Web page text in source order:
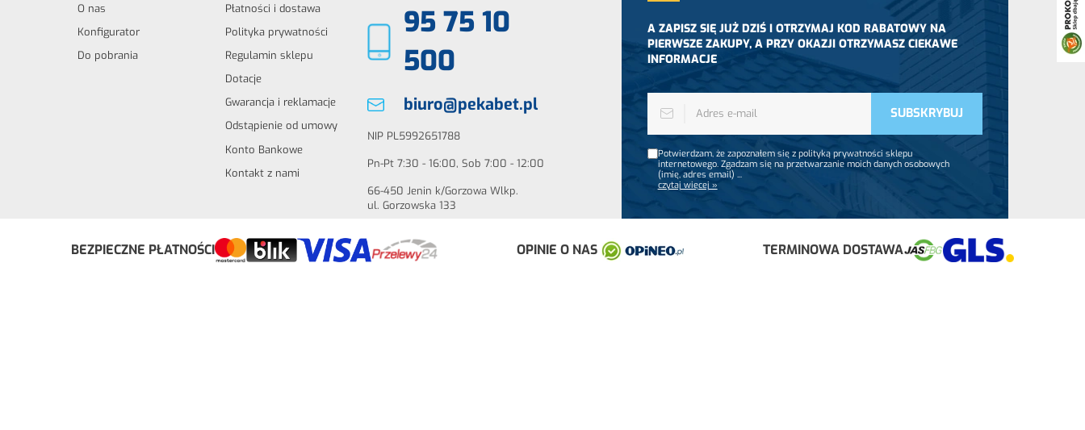
O nas
Konfigurator
Do pobrania
Płatności i dostawa
Polityka prywatności
Regulamin sklepu
Dotacje
Gwarancja i reklamacje
Odstąpienie od umowy
Konto Bankowe
Kontakt z nami
95 75 10
500
biuro@pekabet.pl
NIP PL5992651788
Pn-Pt 7:30 - 16:00, Sob 7:00 - 12:00
66-450 Jenin k/Gorzowa Wlkp.
ul. Gorzowska 133
Odstąp od umowy tutaj
A ZAPISZ SIĘ JUŻ DZIŚ I OTRZYMAJ KOD RABATOWY NA
PIERWSZE ZAKUPY, A PRZY OKAZJI OTRZYMASZ CIEKAWE
INFORMACJE
Potwierdzam, że zapoznałem się z polityką prywatności sklepu
internetowego. Zgadzam się na przetwarzanie moich danych osobowych
(imię, adres email) ...
czytaj więcej »
BEZPIECZNE PŁATNOŚCI OPINIE O NAS TERMINOWA DOSTAWA